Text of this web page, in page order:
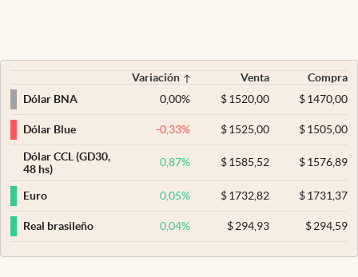
Variación Venta
Compra
Dólar BNA
0,00% $ 1520,00 $1470,00
Dólar Blue -0,33% $ 1525,00 $1505,00
Dólar CCL (GD30,
48 hs)
0,87% $ 1585,52 $1576,89
Euro 0,05% $ 1732,82 $1731,37
Real brasileño 0,04% $ 294,93 $294,59